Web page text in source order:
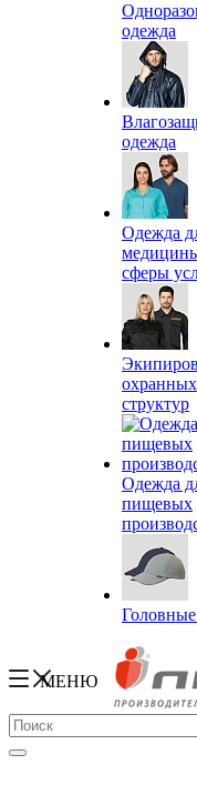
одежда
одежда
Одежда
сферы
охранных
структур
Одежда
пищевых
МЕНЮ